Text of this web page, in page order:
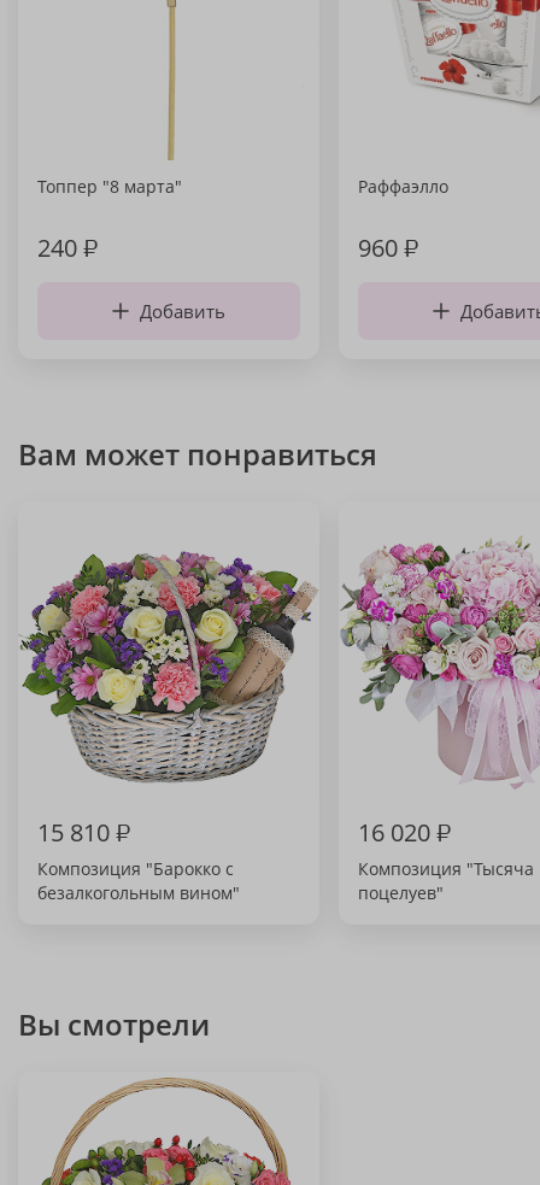
Топпер "8 марта"
240₽
Добавить
Раффаэлло
960₽
Вам может понравиться
15 810₽
Композиция "Барокко с
безалкогольным вином"
16 020₽
Композиция "Тысяча
поцелуев"
Вы смотрели